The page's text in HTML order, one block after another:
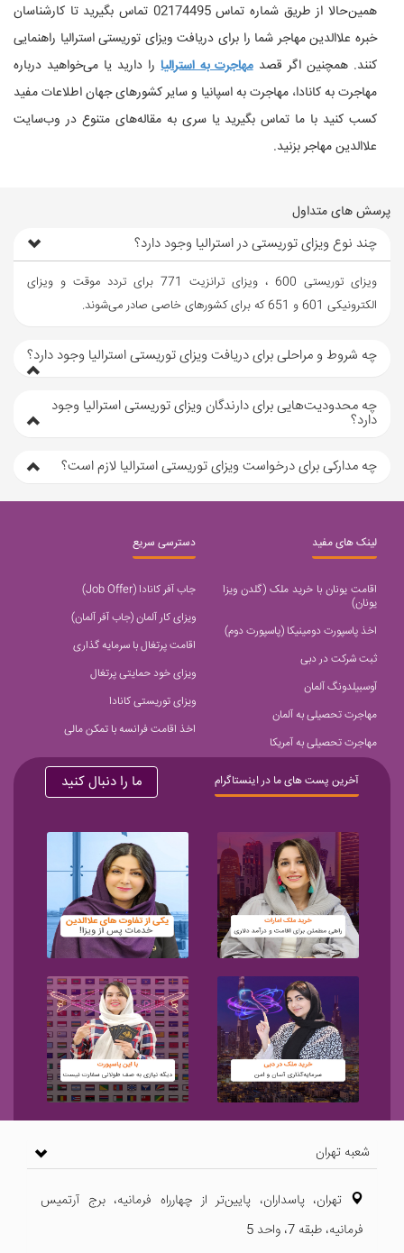
همین‌حالا از طریق شماره تماس 02174495 تماس بگیرید تا کارشناسان
خبره علاالدین مهاجر شما را برای دریافت ویزای توریستی استرالیا راهنمایی
کنند. همچنین اگر قصدمهاجرت به استرالیارا دارید یا می‌خواهید درباره
مهاجرت به کانادا، مهاجرت به اسپانیا و سایر کشورهای جهان اطلاعات مفید
کسب کنید با ما تماس بگیرید یا سری به مقاله‌های متنوع در وب‌سایت
علاالدین مهاجر بزنید.
پرسش های متداول
چند نوع ویزای توریستی در استرالیا وجود دارد؟
ویزای توریستی 600 ، ویزای ترانزیت 771 برای تردد موقت و ویزای
الکترونیکی 601 و 651 که برای کشورهای خاصی صادر می‌شوند.
چه شروط و مراحلی برای دریافت ویزای توریستی استرالیا وجود دارد؟
چه محدودیت‌هایی برای دارندگان ویزای توریستی استرالیا وجود
دارد؟
چه مدارکی برای درخواست ویزای توریستی استرالیا لازم است؟
لینک های مفید
اقامت یونان با خرید ملک (گلدن ویزا
یونان)
اخذ پاسپورت دومینیکا (پاسپورت دوم)
ثبت شرکت در دبی
آوسبیلدونگ آلمان
مهاجرت تحصیلی به آلمان
مهاجرت تحصیلی به آمریکا
دسترسی سریع
جاب آفر کانادا (Job Offer)
ویزای کار آلمان (جاب آفر آلمان)
اقامت پرتغال با سرمایه گذاری
ویزای خود حمایتی پرتغال
ویزای توریستی کانادا
اخذ اقامت فرانسه با تمکن مالی
آخرین پست های ما در اینستاگرام ما را دنبال کنید
شعبه تهران
تهران، پاسداران، پایین‌تر از چهارراه فرمانیه، برج آرتمیس
فرمانیه، طبقه 7، واحد 5